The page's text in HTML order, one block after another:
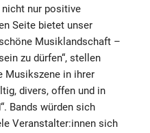
nicht nur positive
Seite bietet unser
Musiklandschaft –
zu dürfen“, stellen
Musikszene in ihrer
divers, offen und in
Bands würden sich
Veranstalter:innen sich